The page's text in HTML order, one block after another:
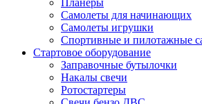
Планеры
Самолеты для начинающих
Самолеты игрушки
Спортивные и пилотажные
Стартовое оборудование
Заправочные бутылочки
Накалы свечи
Ротостартеры